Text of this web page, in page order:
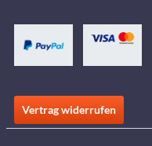
Vertrag widerrufen